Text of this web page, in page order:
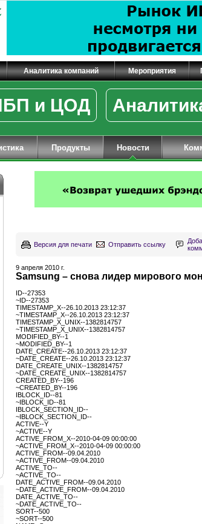
Аналитика компаний Мероприятия
и ЦОД
Продукты Новости
Версия для печати Отправить ссылку
9 апреля 2010 г.
Samsung – снова лидер мирового
ID--27353
~ID--27353
TIMESTAMP_X--26.10.2013 23:12:37
~TIMESTAMP_X--26.10.2013 23:12:37
TIMESTAMP_X_UNIX--1382814757
~TIMESTAMP_X_UNIX--1382814757
MODIFIED_BY--1
~MODIFIED_BY--1
DATE_CREATE--26.10.2013 23:12:37
~DATE_CREATE--26.10.2013 23:12:37
DATE_CREATE_UNIX--1382814757
~DATE_CREATE_UNIX--1382814757
CREATED_BY--196
~CREATED_BY--196
IBLOCK_ID--81
~IBLOCK_ID--81
IBLOCK_SECTION_ID--
~IBLOCK_SECTION_ID--
ACTIVE--Y
~ACTIVE--Y
ACTIVE_FROM_X--2010-04-09 00:00:00
~ACTIVE_FROM_X--2010-04-09 00:00:00
ACTIVE_FROM--09.04.2010
~ACTIVE_FROM--09.04.2010
ACTIVE_TO--
~ACTIVE_TO--
DATE_ACTIVE_FROM--09.04.2010
~DATE_ACTIVE_FROM--09.04.2010
DATE_ACTIVE_TO--
~DATE_ACTIVE_TO--
SORT--500
~SORT--500